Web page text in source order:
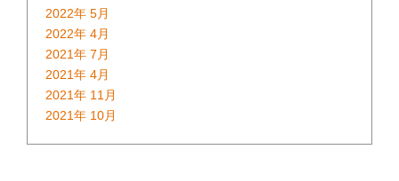
2022年 5月
2022年 4月
2021年 7月
2021年 4月
2021年 11月
2021年 10月